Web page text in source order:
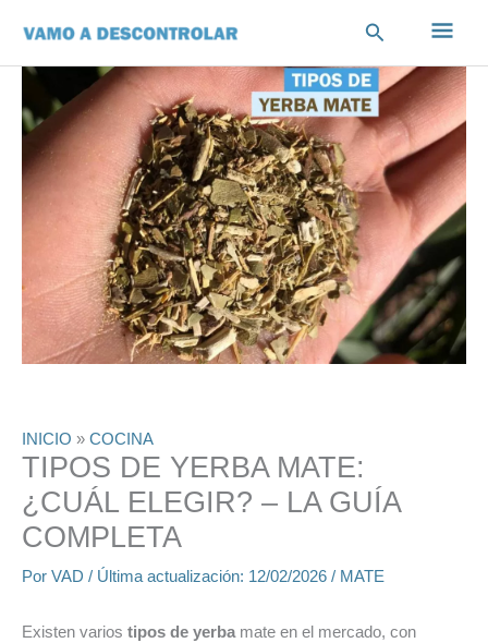
Buscar
INICIO » COCINA
TIPOS DE YERBA MATE:
¿CUÁL ELEGIR? – LA GUÍA
COMPLETA
Por VAD / Última actualización: 12/02/2026 / MATE
Existen varios tipos de yerbamate en el mercado, con